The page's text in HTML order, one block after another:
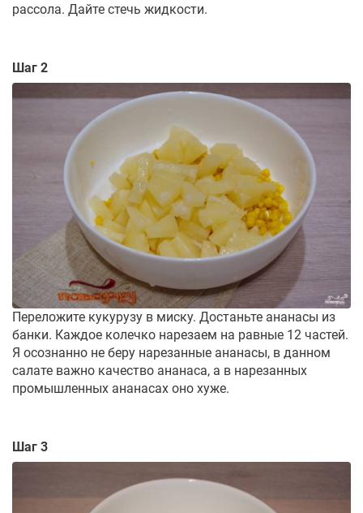
рассола. Дайте стечь жидкости.
Шаг 2
Переложите кукурузу в миску. Достаньте ананасы из
банки. Каждое колечко нарезаем на равные 12 частей.
Я осознанно не беру нарезанные ананасы, в данном
салате важно качество ананаса, а в нарезанных
промышленных ананасах оно хуже.
Шаг 3